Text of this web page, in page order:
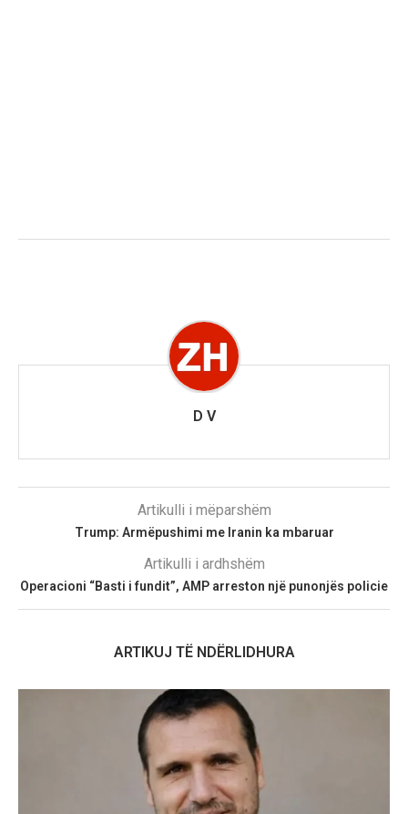
D V
Artikulli i mëparshëm
Trump: Armëpushimi me Iranin ka mbaruar
Artikulli i ardhshëm
Operacioni “Basti i fundit”, AMP arreston një punonjës policie
ARTIKUJ TË NDËRLIDHURA